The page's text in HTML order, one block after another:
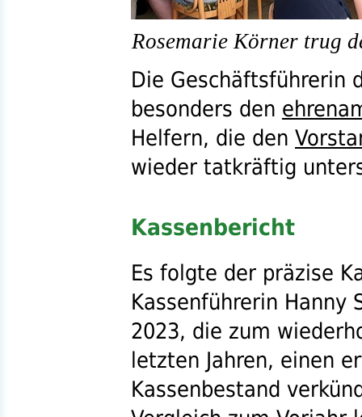
Rosemarie Körner trug
Die Geschäftsführerin
besonders den
Helfern, die den
wieder tatkräftig
Kassenbericht
Es folgte der präzise
Kassenführerin Hanny
2023, die zum
letzten Jahren, einen
Kassenbestand